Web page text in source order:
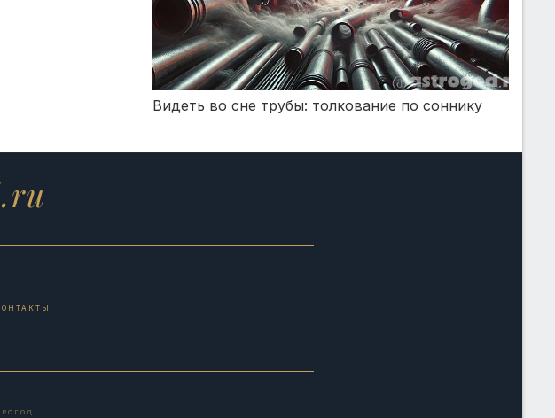
Видеть во сне трубы: толкование по соннику